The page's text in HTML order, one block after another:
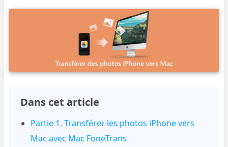
Dans cet article
Partie 1. Transférer les photos iPhone vers
Mac avec Mac FoneTrans